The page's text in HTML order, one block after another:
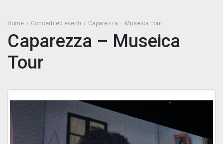
Home Concerti ed eventi Caparezza – Museica Tour
Caparezza – Museica
Tour